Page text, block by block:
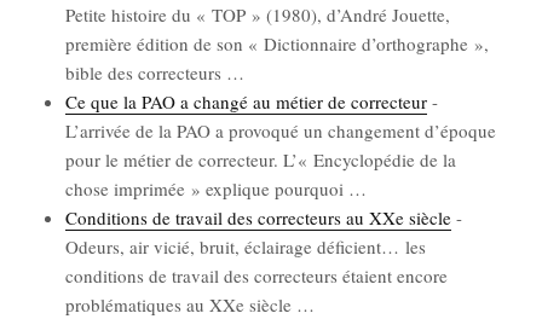
Petite his­toire du « TOP » (1980), d’An­dré Jouette,
pre­mière édi­tion de son « Dic­tion­naire d’or­tho­graphe »,
bible des cor­rec­teurs …
Ce que la PAO a chan­gé au métier de cor­rec­teur -
L’arrivée de la PAO a pro­vo­qué un chan­ge­ment d’époque
pour le métier de cor­rec­teur. L’« Ency­clo­pé­die de la
chose impri­mée » explique pour­quoi …
Condi­tions de tra­vail des cor­rec­teurs au XXe siècle -
Odeurs, air vicié, bruit, éclai­rage défi­cient… les
condi­tions de tra­vail des cor­rec­teurs étaient encore
pro­blé­ma­tiques au XXe siècle …